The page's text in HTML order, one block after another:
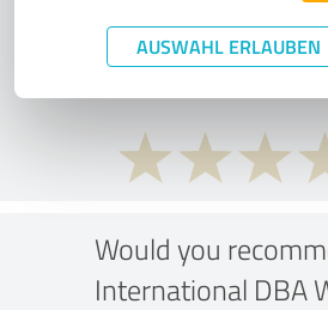
AUSWAHL ERLAUBEN
What do you think
performance
Would you
International DBA